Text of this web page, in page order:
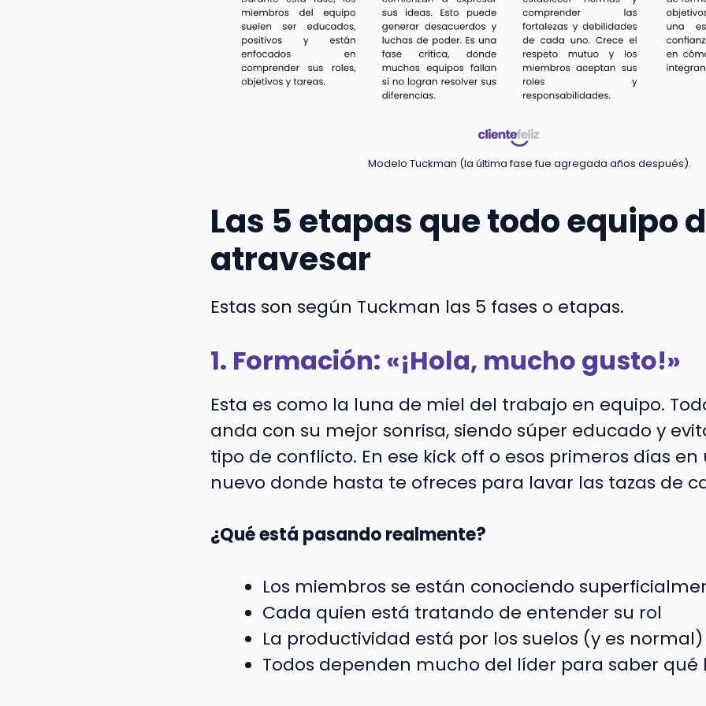
Modelo Tuckman (la última fase fue agregada años después).
Las 5 etapas que todo equipo
atravesar
Estas son según Tuckman las 5 fases o etapas.
1. Formación: «¡Hola, mucho gusto!»
Esta es como la luna de miel del trabajo en equipo.
anda con su mejor sonrisa, siendo súper educado y
tipo de conflicto. En ese kick off o esos primeros días
nuevo donde hasta te ofreces para lavar las tazas de
¿Qué está pasando realmente?
Los miembros se están conociendo
Cada quien está tratando de entender su rol
La productividad está por los suelos (y es normal)
Todos dependen mucho del líder para saber qué